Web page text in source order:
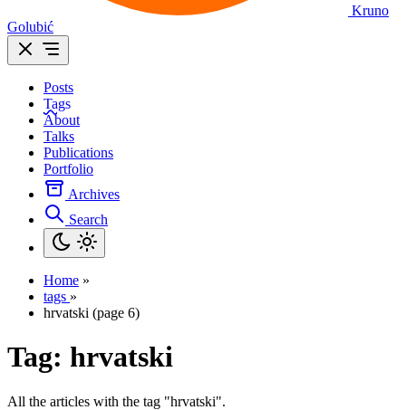
Kruno
Golubić
Posts
Tags
About
Talks
Publications
Portfolio
Archives
Search
Home »
tags »
hrvatski (page 6)
Tag: hrvatski
All the articles with the tag "hrvatski".